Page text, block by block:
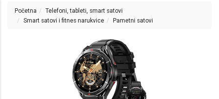
Početna
Telefoni, tableti, smart satovi
Smart satovi i fitnes narukvice
Pametni satovi